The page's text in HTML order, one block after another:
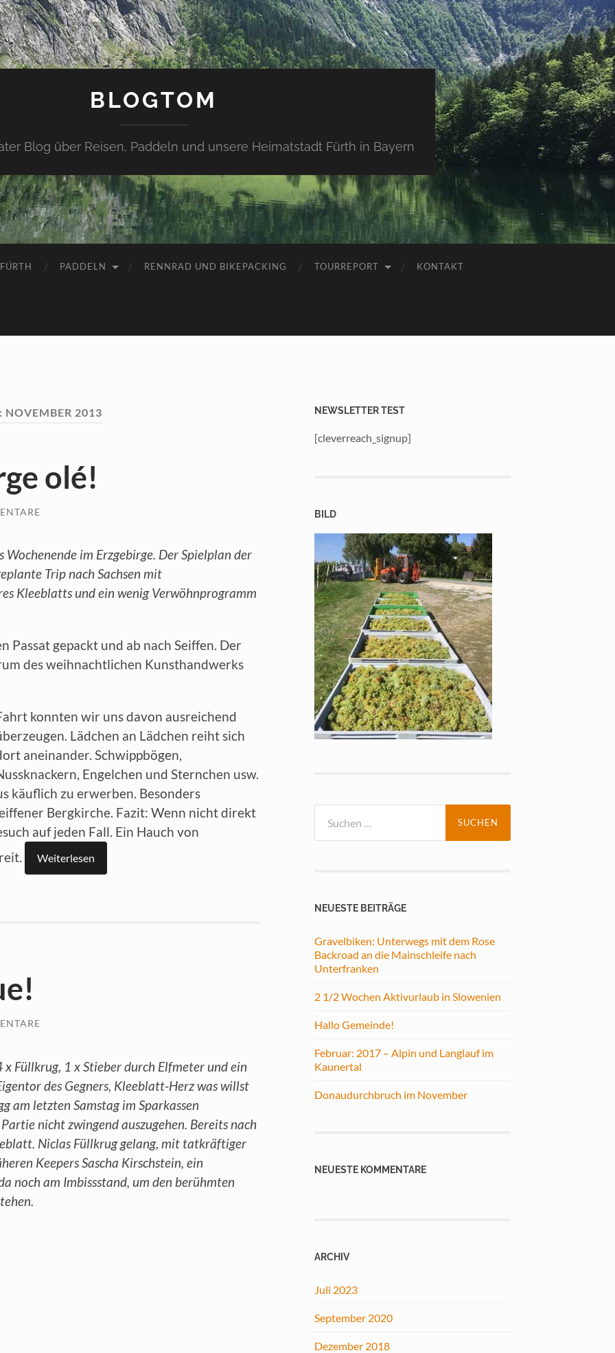
BLOGTOM
Blog über Reisen, Paddeln und unsere Heimatstadt Fürth in Bayern
PADDELN RENNRAD UND BIKEPACKING TOURREPORT KONTAKT
NOVEMBER 2013
olé!
im Erzgebirge. Der Spielplan der
Trip nach Sachsen mit
Kleeblatts und ein wenig Verwöhnprogramm
Passat gepackt und ab nach Seiffen. Der
des weihnachtlichen Kunsthandwerks
konnten wir uns davon ausreichend
Lädchen an Lädchen reiht sich
aneinander. Schwippbögen,
Engelchen und Sternchen usw.
käuflich zu erwerben. Besonders
Bergkirche. Fazit: Wenn nicht direkt
auf jeden Fall. Ein Hauch von
Weiterlesen
x Füllkrug, 1 x Stieber durch Elfmeter und ein
des Gegners, Kleeblatt-Herz was willst
am letzten Samstag im Sparkassen
nicht zwingend auszugehen. Bereits nach
Niclas Füllkrug gelang, mit tatkräftiger
Keepers Sascha Kirschstein, ein
noch am Imbissstand, um den berühmten
NEWSLETTER TEST
[cleverreach_signup]
BILD
nach:
NEUESTE BEITRÄGE
Gravelbiken: Unterwegs mit dem Rose
Backroad an die Mainschleife nach
Unterfranken
2 1/2 Wochen Aktivurlaub in Slowenien
Hallo Gemeinde!
Februar: 2017 – Alpin und Langlauf im
Kaunertal
Donaudurchbruch im November
NEUESTE KOMMENTARE
ARCHIV
Juli 2023
September 2020
Dezember 2018